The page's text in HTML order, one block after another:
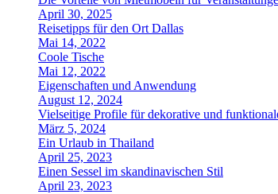
April 30, 2025
Reisetipps für den Ort Dallas
Mai 14, 2022
Coole Tische
Mai 12, 2022
Eigenschaften und Anwendung
August 12, 2024
Vielseitige Profile für dekorative und
März 5, 2024
Ein Urlaub in Thailand
April 25, 2023
Einen Sessel im skandinavischen Stil
April 23, 2023